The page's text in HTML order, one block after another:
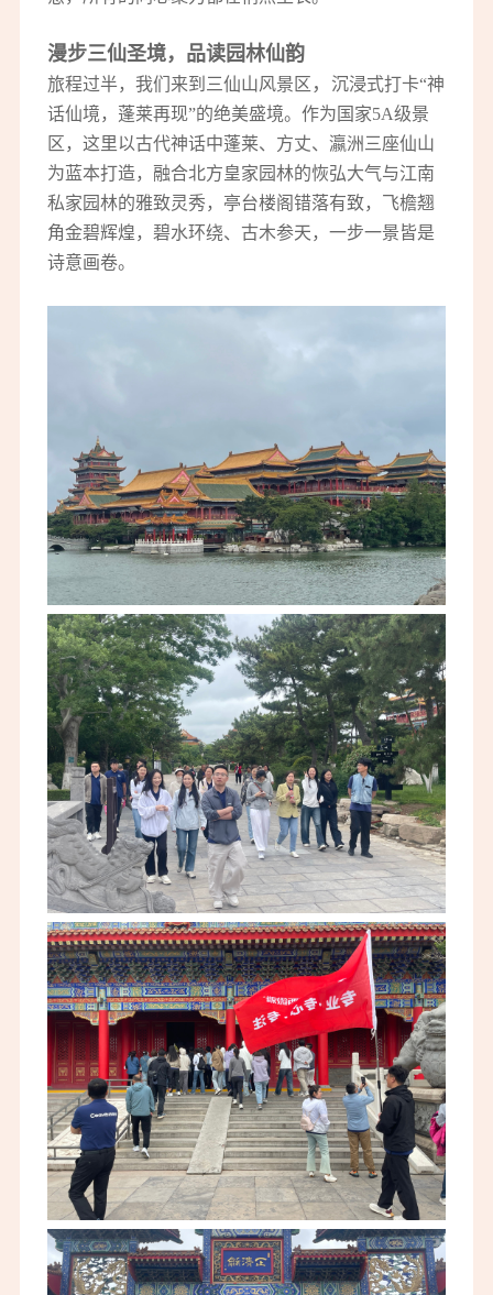
漫步三仙圣境，品读园林仙韵
旅程过半，我们来到三仙山风景区 ，
沉浸式打卡“神
话仙境，蓬莱再现”的绝美盛境。作为国家5A级景
区，这里以古代神话中蓬莱、方丈、瀛洲三座仙山
为蓝本打造，融合北方皇家园林的恢弘大气与江南
私家园林的雅致灵秀，亭台楼阁错落有致，飞檐翘
角金碧辉煌，碧水环绕、古木参天，一步一景皆是
诗意画卷。